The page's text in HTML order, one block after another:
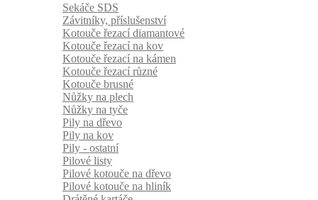
Sekáče SDS
Závitníky, příslušenství
Kotouče řezací diamantové
Kotouče řezací na kov
Kotouče řezací na kámen
Kotouče řezací různé
Kotouče brusné
Nůžky na plech
Nůžky na tyče
Pily na dřevo
Pily na kov
Pily - ostatní
Pilové listy
Pilové kotouče na dřevo
Pilové kotouče na hliník